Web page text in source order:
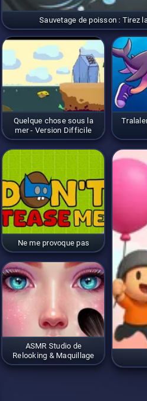
Sauvetage de poisson : Tirez
Quelque chose sous la
mer - Version Difficile
Ne me provoque pas
ASMR Studio de
Relooking & Maquillage